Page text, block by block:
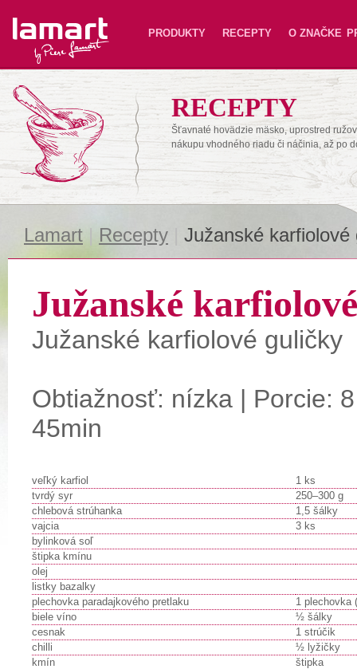
Lamart PRODUKTY RECEPTY O ZNAČKE
RECEPTY
Šťavnaté hovädzie mäsko, uprostred
nákupu vhodného riadu či náčinia, až po
Lamart Recepty Južanské karfiolové
Južanské
Južanské karfiolové guličky
Obtiažnosť: nízka | Porcie:
45min
veľký karfiol
1 ks
tvrdý syr
250–300 g
chlebová strúhanka
1,5 šálky
vajcia
3 ks
bylinková soľ
štipka kmínu
olej
listky bazalky
plechovka paradajkového pretlaku
1 plechovka
biele víno
½ šálky
cesnak
1 strúčik
chilli
½ lyžičky
kmín
štipka